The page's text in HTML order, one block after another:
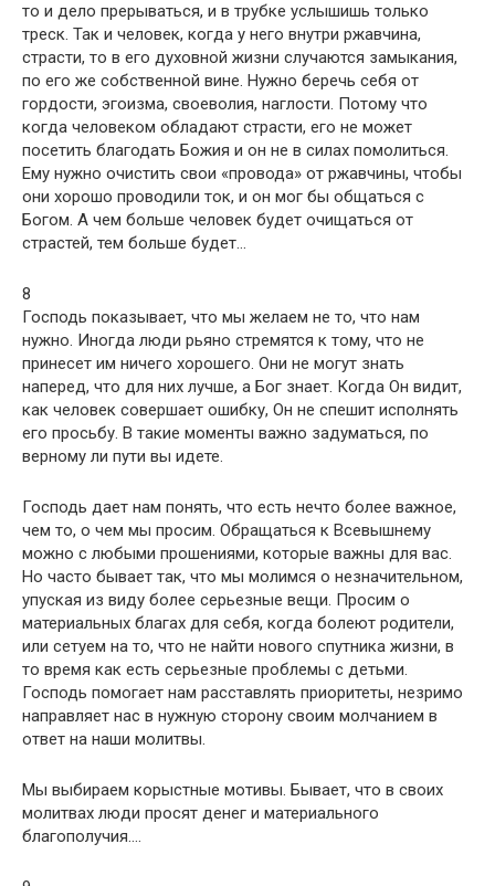
то и дело прерываться, и в трубке услышишь только
треск. Так и человек, когда у него внутри ржавчина,
страсти, то в его духовной жизни случаются замыкания,
по его же собственной вине. Нужно беречь себя от
гордости, эгоизма, своеволия, наглости. Потому что
когда человеком обладают страсти, его не может
посетить благодать Божия и он не в силах помолиться.
Ему нужно очистить свои «провода» от ржавчины, чтобы
они хорошо проводили ток, и он мог бы общаться с
Богом. А чем больше человек будет очищаться от
страстей, тем больше будет…
8
Господь показывает, что мы желаем не то, что нам
нужно. Иногда люди рьяно стремятся к тому, что не
принесет им ничего хорошего. Они не могут знать
наперед, что для них лучше, а Бог знает. Когда Он видит,
как человек совершает ошибку, Он не спешит исполнять
его просьбу. В такие моменты важно задуматься, по
верному ли пути вы идете.
Господь дает нам понять, что есть нечто более важное,
чем то, о чем мы просим. Обращаться к Всевышнему
можно с любыми прошениями, которые важны для вас.
Но часто бывает так, что мы молимся о незначительном,
упуская из виду более серьезные вещи. Просим о
материальных благах для себя, когда болеют родители,
или сетуем на то, что не найти нового спутника жизни, в
то время как есть серьезные проблемы с детьми.
Господь помогает нам расставлять приоритеты, незримо
направляет нас в нужную сторону своим молчанием в
ответ на наши молитвы.
Мы выбираем корыстные мотивы. Бывает, что в своих
молитвах люди просят денег и материального
благополучия….